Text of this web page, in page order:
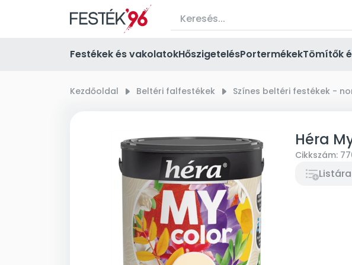
Festékek és vakolatokHőszigetelésPortermékekTömítők
Kezdőoldal right_small Beltéri falfestékek right_small Színes beltéri festékek -
Héra
Cikkszám: